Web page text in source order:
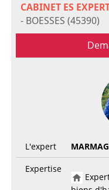
CABINET ES
- BOESSES (45390)
L'expert
Expertise